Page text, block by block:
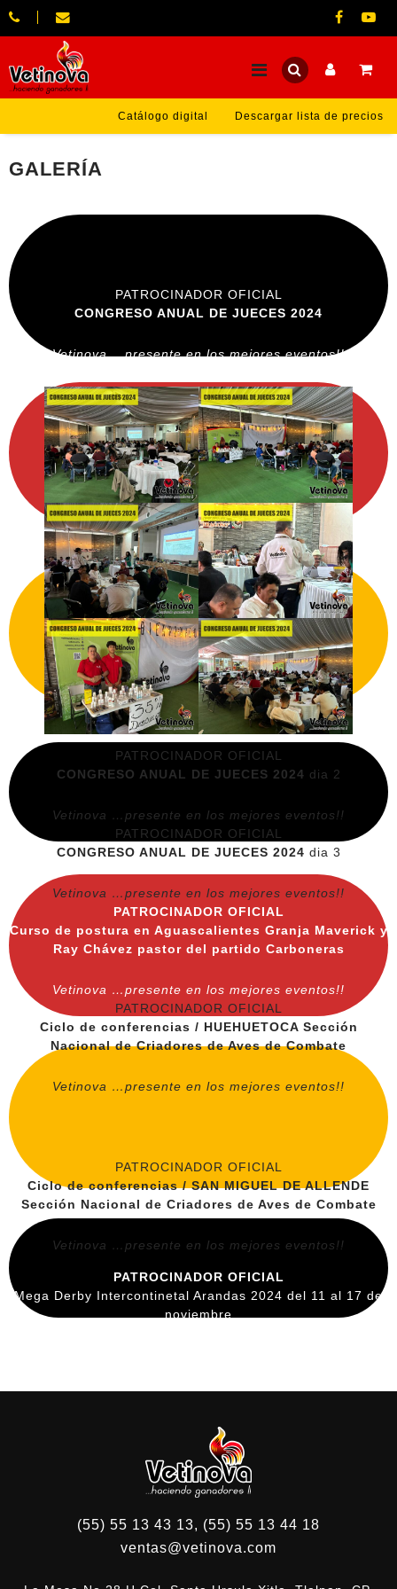
Catálogo digital Descargar lista de precios
GALERÍA
PATROCINADOR OFICIAL
CONGRESO ANUAL DE JUECES 2024
Vetinova …presente en los mejores eventos!!
PATROCINADOR OFICIAL
CONGRESO ANUAL DE JUECES 2024 dia 2
Vetinova …presente en los mejores eventos!!
PATROCINADOR OFICIAL
CONGRESO ANUAL DE JUECES 2024 dia 3
Vetinova …presente en los mejores eventos!!
PATROCINADOR OFICIAL
Curso de postura en Aguascalientes Granja Maverick y
Ray Chávez pastor del partido Carboneras
Vetinova …presente en los mejores eventos!!
PATROCINADOR OFICIAL
Ciclo de conferencias / HUEHUETOCA Sección
Nacional de Criadores de Aves de Combate
Vetinova …presente en los mejores eventos!!
PATROCINADOR OFICIAL
Ciclo de conferencias / SAN MIGUEL DE ALLENDE
Sección Nacional de Criadores de Aves de Combate
Vetinova …presente en los mejores eventos!!
PATROCINADOR OFICIAL
Mega Derby Intercontinetal Arandas 2024 del 11 al 17 de
noviembre
(55) 55 13 43 13, (55) 55 13 44 18
ventas@vetinova.com